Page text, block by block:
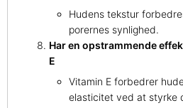
Hudens tekstur
porernes synlighed.
Har en opstrammende
E
Vitamin E forbedrer
elasticitet ved at styrke